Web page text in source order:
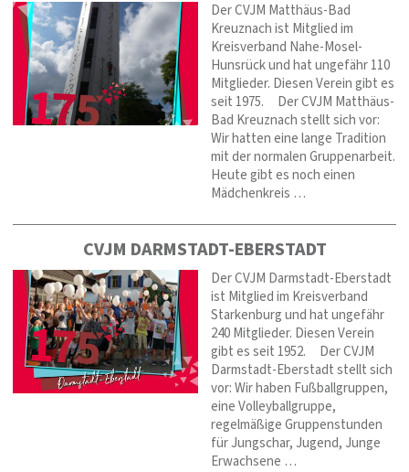
Der CVJM Matthäus-Bad
Kreuznach ist Mitglied im
Kreisverband Nahe-Mosel-
Hunsrück und hat ungefähr 110
Mitglieder. Diesen Verein gibt es
seit 1975. Der CVJM Matthäus-
Bad Kreuznach stellt sich vor:
Wir hatten eine lange Tradition
mit der normalen Gruppenarbeit.
Heute gibt es noch einen
Mädchenkreis …
CVJM DARMSTADT-EBERSTADT
Der CVJM Darmstadt-Eberstadt
ist Mitglied im Kreisverband
Starkenburg und hat ungefähr
240 Mitglieder. Diesen Verein
gibt es seit 1952. Der CVJM
Darmstadt-Eberstadt stellt sich
vor: Wir haben Fußballgruppen,
eine Volleyballgruppe,
regelmäßige Gruppenstunden
für Jungschar, Jugend, Junge
Erwachsene …